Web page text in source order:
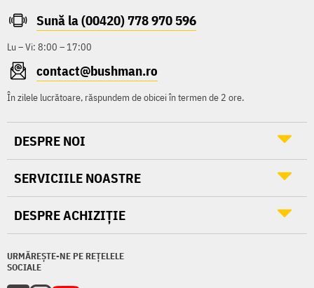
Sună la (00420) 778 970 596
Lu – Vi: 8:00 – 17:00
contact@bushman.ro
În zilele lucrătoare, răspundem de obicei în termen de 2 ore.
URMĂREȘTE-NE PE REȚELELE
SOCIALE
DESPRE NOI
SERVICIILE NOASTRE
DESPRE ACHIZIȚIE